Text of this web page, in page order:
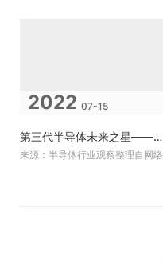
2022 07-15
第三代半导体未来之星——碳化硅
来源：半导体行业观察整理自网络